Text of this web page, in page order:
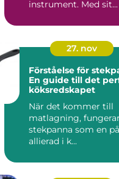
instrument. Med sit...
27. nov
Förståelse för
En guide till det
köksredskapet
När det kommer till
matlagning,
stekpanna som en
allierad i k...